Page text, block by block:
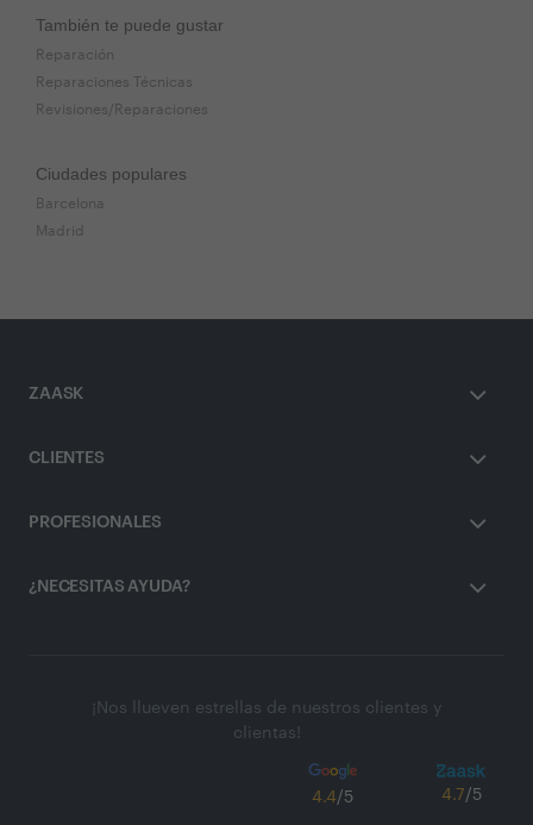
También te puede gustar
Reparación
Reparaciones Técnicas
Revisiones/Reparaciones
Ciudades populares
Barcelona
Madrid
ZAASK
CLIENTES
PROFESIONALES
¿NECESITAS AYUDA?
¡Nos llueven estrellas de nuestros clientes y
clientas!
4.4/5 4.7/5